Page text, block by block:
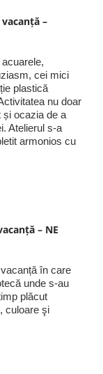
–
cei mici
plastică
nu doar
și ocazia de a
Atelierul s-a
armonios cu
– NE
în care
unde s-au
plăcut
culoare şi